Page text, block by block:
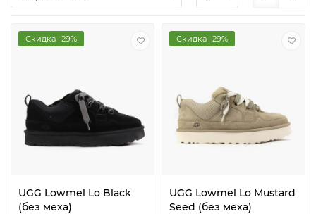
Скидка -29%
UGG Lowmel Lo Black
(без меха)
Скидка -29%
UGG Lowmel Lo Mustard
Seed (без меха)